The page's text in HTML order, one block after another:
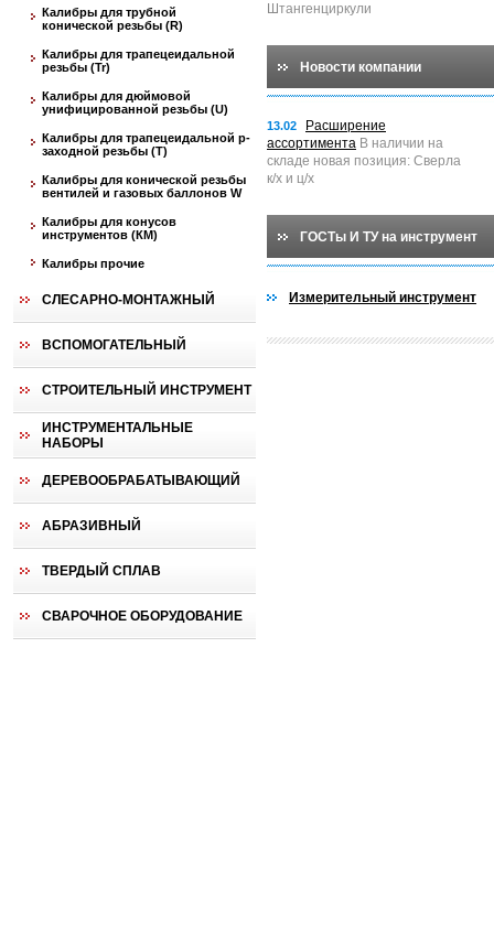
Калибры для трубной
конической резьбы (R)
Калибры для трапецеидальной
резьбы (Tr)
Калибры для дюймовой
унифицированной резьбы (U)
Калибры для трапецеидальной p-
заходной резьбы (T)
Калибры для конической резьбы
вентилей и газовых баллонов W
Калибры для конусов
инструментов (КМ)
Калибры прочие
СЛЕСАРНО-МОНТАЖНЫЙ
ВСПОМОГАТЕЛЬНЫЙ
СТРОИТЕЛЬНЫЙ ИНСТРУМЕНТ
ИНСТРУМЕНТАЛЬНЫЕ
НАБОРЫ
ДЕРЕВООБРАБАТЫВАЮЩИЙ
АБРАЗИВНЫЙ
ТВЕРДЫЙ СПЛАВ
СВАРОЧНОЕ ОБОРУДОВАНИЕ
Штангенциркули
Новости компании
13.02
Расширение
ассортимента В наличии на
складе новая позиция: Сверла
к/х и ц/х
ГОСТы И ТУ на инструмент
Измерительный инструмент